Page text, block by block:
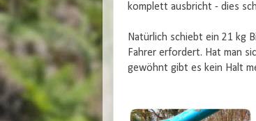
komplett ausbricht - dies
Natürlich schiebt ein 21 kg
Fahrer erfordert. Hat man
gewöhnt gibt es kein Halt